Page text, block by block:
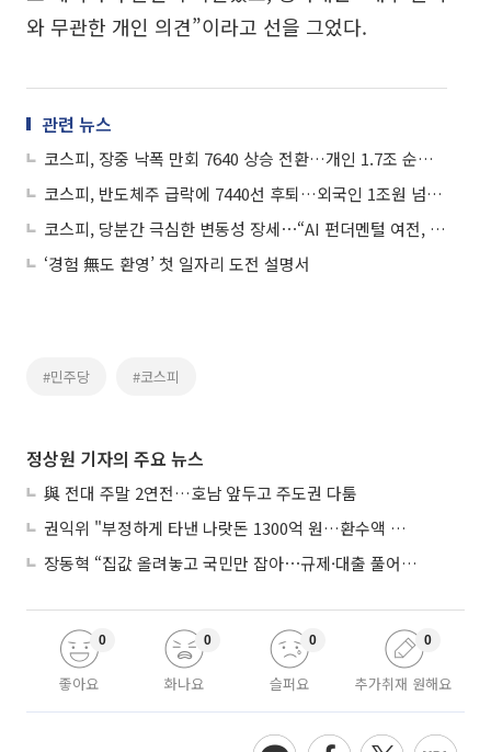
와 무관한 개인 의견”이라고 선을 그었다.
관련 뉴스
코스피, 장중 낙폭 만회 7640 상승 전환…개인 1.7조 순매수
코스피, 반도체주 급락에 7440선 후퇴…외국인 1조원 넘게 순매도
코스피, 당분간 극심한 변동성 장세⋯“AI 펀더멘털 여전, ‘조정 시 매수’ 유효”
‘경험 無도 환영’ 첫 일자리 도전 설명서
#민주당 #코스피
정상원 기자의 주요 뉴스
與 전대 주말 2연전…호남 앞두고 주도권 다툼
권익위 "부정하게 타낸 나랏돈 1300억 원…환수액 역대 최대"
장동혁 “집값 올려놓고 국민만 잡아⋯규제·대출 풀어야”
좋아요
0
화나요
0
슬퍼요
0
추가취재 원해요
0